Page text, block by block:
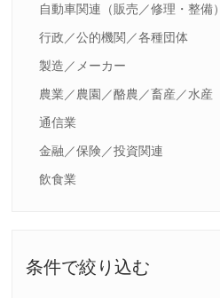
自動車関連（販売／修理・整備）
行政／公的機関／各種団体
製造／メーカー
農業／農園／酪農／畜産／水産
通信業
金融／保険／投資関連
飲食業
条件で絞り込む